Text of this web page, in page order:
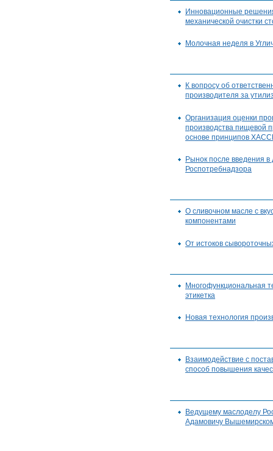
Инновационные
механической очистки
Молочная неделя в
К вопросу об
производителя за
Организация оценки
производства пищевой
основе принципов
Рынок после введения в
Роспотребнадзора
О сливочном масле с
компонентами
От истоков
Многофункциональная
этикетка
Новая технология
Взаимодействие с
способ повышения
Ведущему маслоделу
Адамовичу